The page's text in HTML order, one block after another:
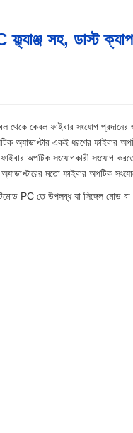
সহ, ডাস্ট
থেকে কেবল ফাইবার সংযোগ
অ্যাডাপ্টার একই ধরণের ফাইবার
অপটিক সংযোগকারী সংযোগ
মতো ফাইবার অপটিক
PC তে উপলব্ধ যা সিঙ্গেল মোড বা